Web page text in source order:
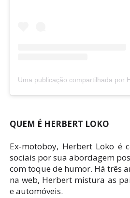
QUEM É HERBERT LOKO
Ex-motoboy, Herbert Loko é
sociais por sua abordagem
com toque de humor. Há três
na web, Herbert mistura as
e automóveis.